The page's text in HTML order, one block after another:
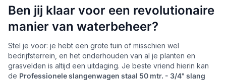
Ben jij klaar voor een revolutionaire
manier van waterbeheer?
Stel je voor: je hebt een grote tuin of misschien wel
bedrijfsterrein, en het onderhouden van al je planten en
grasvelden is altijd een uitdaging. Je beste vriend hierin kan
de Professionele slangenwagen staal 50 mtr. - 3/4" slang